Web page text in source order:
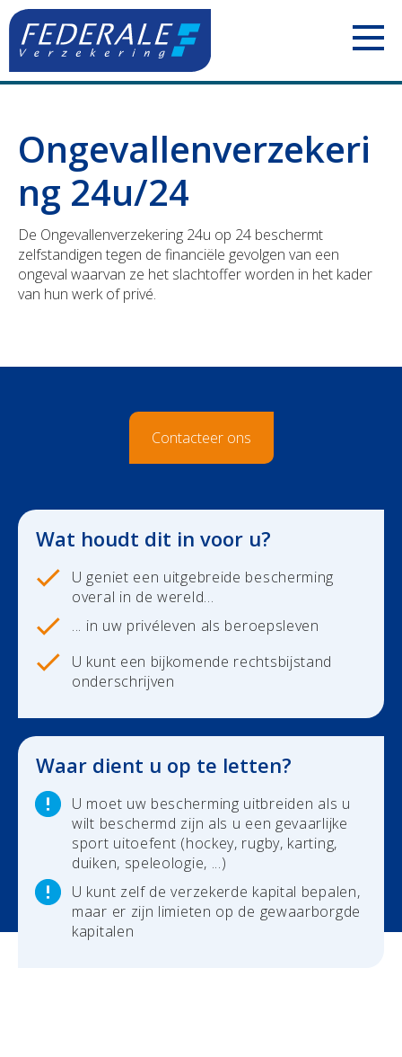
Jouw mobiliteit
Jouw woning
Jouw familie
Jouw pensioen
ZELFSTANDIGEN
Uw voertuigen
Uw aansprakelijkheid
Uw inkomsten
ONDERNEMINGEN
Uw personeel
Uw voertuigen
Polis Check
BOUWSECTOR
Uw personeel
Uw werven
Uw financiën
Over ons
Newsroom
Jobs
Uw schadeaangifte
Ongevallenverzekeri
ng 24u/24
De Ongevallenverzekering 24u op 24 beschermt
zelfstandigen tegen de financiële gevolgen van een
ongeval waarvan ze het slachtoffer worden in het kader
van hun werk of privé.
Contacteer ons
Wat houdt dit in voor u?
U geniet een uitgebreide bescherming
overal in de wereld...
... in uw privéleven als beroepsleven
U kunt een bijkomende rechtsbijstand
onderschrijven
Waar dient u op te letten?
U moet uw bescherming uitbreiden als u
wilt beschermd zijn als u een gevaarlijke
sport uitoefent (hockey, rugby, karting,
duiken, speleologie, ...)
U kunt zelf de verzekerde kapital bepalen,
maar er zijn limieten op de gewaarborgde
kapitalen